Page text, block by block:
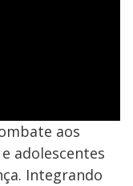
aos
adolescentes
Integrando